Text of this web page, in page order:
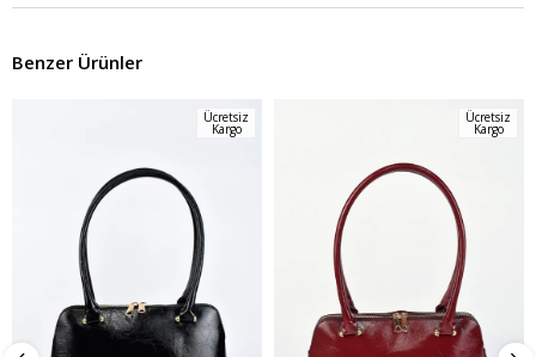
Benzer Ürünler
Ücretsiz
Kargo
Ücretsiz
Kargo